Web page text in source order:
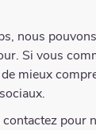
nous
Si vous
mieux
pour